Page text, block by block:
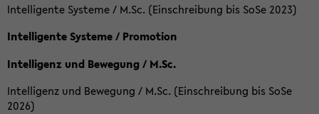
Intelligente Systeme / M.Sc. (Einschreibung bis SoSe 2023)
Intelligente Systeme / Promotion
Intelligenz und Bewegung / M.Sc.
Intelligenz und Bewegung / M.Sc. (Einschreibung bis SoSe
2026)